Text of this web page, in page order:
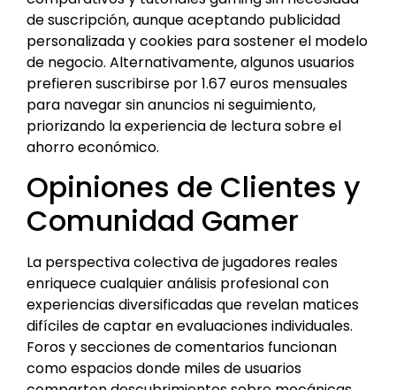
de suscripción, aunque aceptando publicidad
personalizada y cookies para sostener el modelo
de negocio. Alternativamente, algunos usuarios
prefieren suscribirse por 1.67 euros mensuales
para navegar sin anuncios ni seguimiento,
priorizando la experiencia de lectura sobre el
ahorro económico.
Opiniones de Clientes y
Comunidad Gamer
La perspectiva colectiva de jugadores reales
enriquece cualquier análisis profesional con
experiencias diversificadas que revelan matices
difíciles de captar en evaluaciones individuales.
Foros y secciones de comentarios funcionan
como espacios donde miles de usuarios